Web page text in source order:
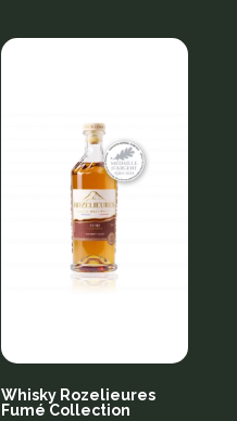
Whisky Rozelieures
Fumé Collection